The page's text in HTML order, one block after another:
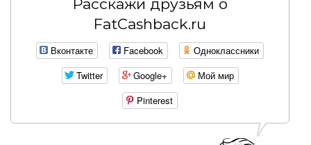
Расскажи друзьям о
FatCashback.ru
Вконтакте Facebook
Одноклассники
Twitter
Google+
Мой мир
Pinterest